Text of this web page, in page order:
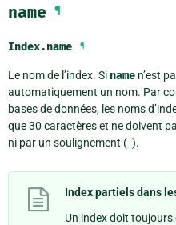
name ¶
Index.name ¶
Le nom de l’index. Si name n’est
automatiquement un nom. Par
bases de données, les noms
que 30 caractères et ne doivent
ni par un soulignement (_).
Index partiels dans
Un index doit